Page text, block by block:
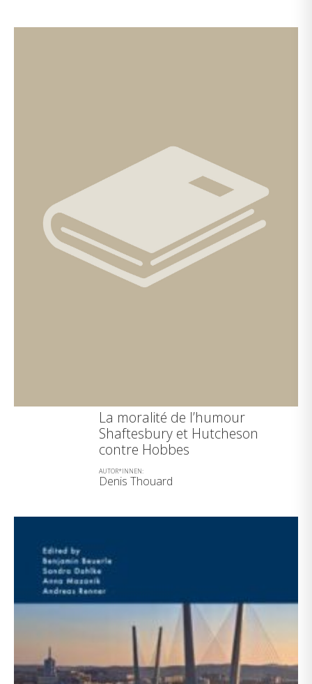
La moralité de l’humour
Shaftesbury et Hutcheson
contre Hobbes
AUTOR*INNEN:
Denis Thouard